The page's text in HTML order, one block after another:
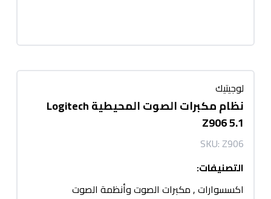
لوجيتيك
نظام مكبرات الصوت المحيطية Logitech
Z906 5.1
SKU: Z906
التصنيفات:
اكسسوارات,مكبرات الصوت وأنظمة الصوت